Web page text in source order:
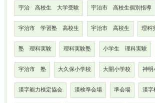
宇治 高校生 大学受験 宇治市 高校生個別指導
宇治市 学習塾 高校生 宇治市 高校生 理
塾 理科実験 理科実験塾 小学生 理科実験
宇治市 塾 大久保小学校 大開小学校 神
漢字能力検定協会 漢検準会場 準会場 漢